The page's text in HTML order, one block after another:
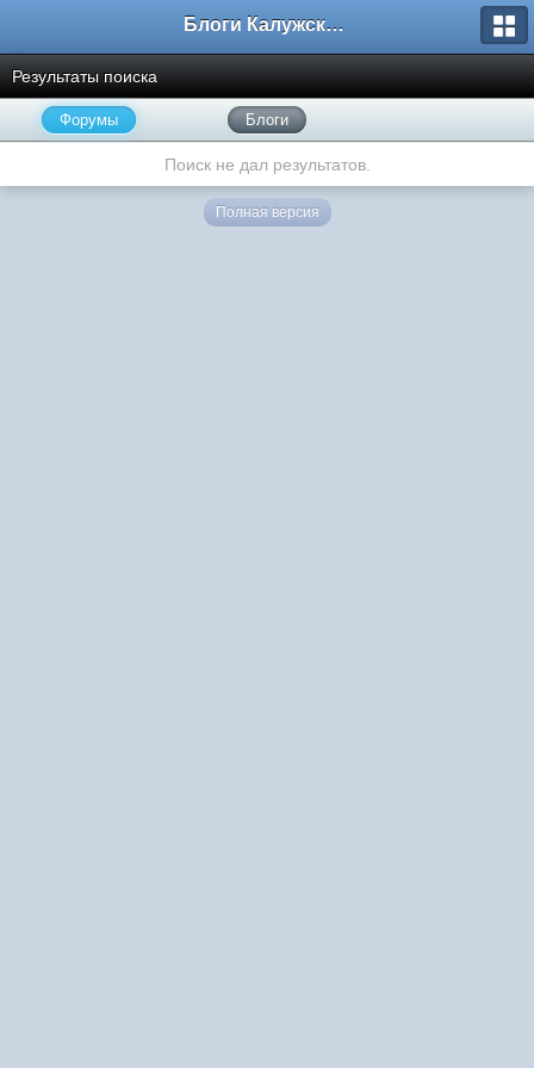
Блоги Калужского перекрестка
Результаты поиска
Форумы Блоги
Поиск не дал результатов.
Полная версия